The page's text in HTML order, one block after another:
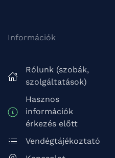
Információk
Rólunk (szobák,
szolgáltatások)
Hasznos
információk
érkezés előtt
Vendégtájékoztató